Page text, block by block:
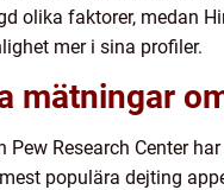
olika faktorer, medan
mer i sina profiler.
mätningar
Pew Research Center
populära dejting